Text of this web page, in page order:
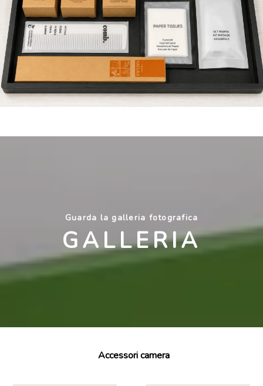
Guarda la galleria fotografica
GALLERIA
Accessori camera